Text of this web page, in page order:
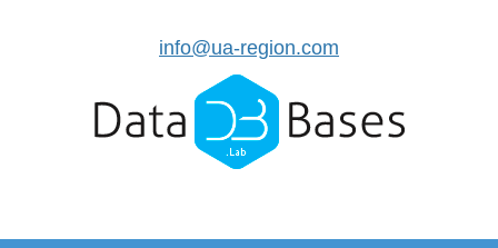
info@ua-region.com